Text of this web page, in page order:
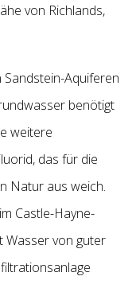
von Richlands,
Aquiferen
benötigt
weitere
das für die
Natur aus weich.
Castle-Hayne-
Wasser von guter